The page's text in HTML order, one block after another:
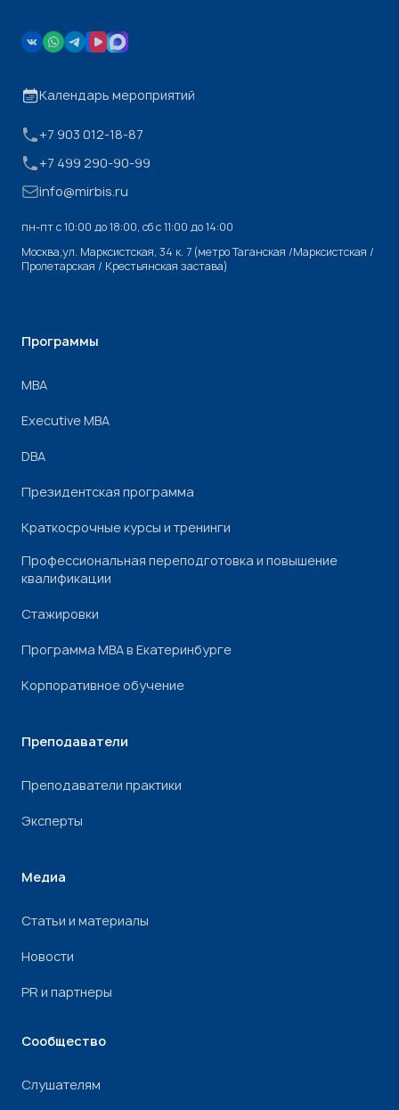
Календарь мероприятий
+7 903 012-18-87
+7 499 290-90-99
info@mirbis.ru
пн-пт с 10:00 до 18:00, cб с 11:00 до 14:00
Москва,ул. Марксистская, 34 к. 7 (метро Таганская /Марксистская /
Пролетарская / Крестьянская застава)
Программы
МВА
Executive MBA
DBA
Президентская программа
Краткосрочные курсы и тренинги
Профессиональная переподготовка и повышение
квалификации
Стажировки
Программа МВА в Екатеринбурге
Корпоративное обучение
Преподаватели
Преподаватели практики
Эксперты
Медиа
Статьи и материалы
Новости
PR и партнеры
Сообщество
Слушателям